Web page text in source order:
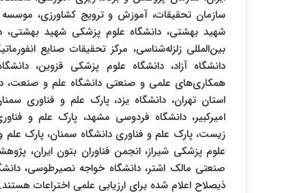
سازمان تحقیقات، آموزش و ترویج کشاورزی، موسسه
شهید بهشتی، دانشگاه علوم پزشکی شهید
بین‌المللی زلزله‌شناسی، مرکز تحقیقات صنایع
دانشگاه آزاد، دانشگاه علوم پزشکی قزوین،
همکاری‌های علمی و صنعتی دانشگاه علم و صنعت،
استان تهران، دانشگاه یزد، پارک علم و فناوری
امیرکبیر، دانشگاه فردوسی مشهد، پارک علم و
زیست، پارک علم و فناوری دانشگاه سمنان، پارک علم
علوم پزشکی شیراز، انجمن فناوران بتون ایران،
صنعتی مالک اشتر، دانشگاه خواجه نصیرطوسی،
ذیصلاح اعلام شده برای ارزیابی علمی اختراعات هستند.